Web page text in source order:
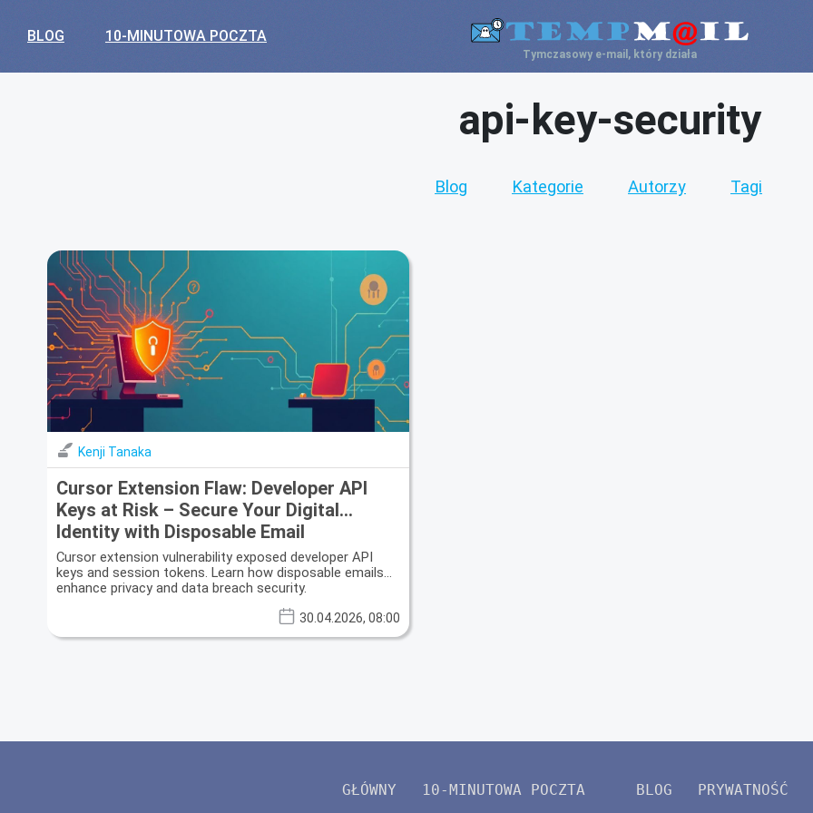
BLOG 10-MINUTOWA POCZTA
Tymczasowy e-mail, który działa
api-key-security
Blog Kategorie Autorzy Tagi
Kenji Tanaka
Cursor Extension Flaw: Developer API
Keys at Risk – Secure Your Digital
Identity with Disposable Email
Cursor extension vulnerability exposed developer API
keys and session tokens. Learn how disposable emails
enhance privacy and data breach security.
30.04.2026, 08:00
GŁÓWNY 10-MINUTOWA POCZTA BLOG PRYWATNOŚĆ